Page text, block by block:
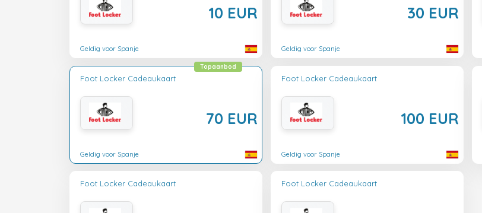
10 EUR
Geldig voor Spanje
30 EUR
Geldig voor Spanje
Foot Locker Cadeaukaart
70 EUR
Topaanbod
Geldig voor Spanje
Foot Locker Cadeaukaart
100 EUR
Geldig voor Spanje
Foot Locker Cadeaukaart Foot Locker Cadeaukaart